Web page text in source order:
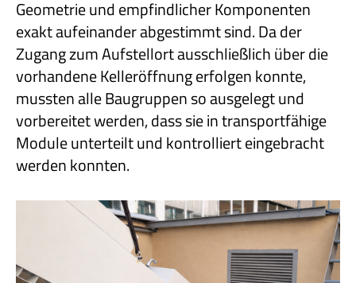
Geometrie und empfindlicher Komponenten
exakt aufeinander abgestimmt sind. Da der
Zugang zum Aufstellort ausschließlich über die
vorhandene Kelleröffnung erfolgen konnte,
mussten alle Baugruppen so ausgelegt und
vorbereitet werden, dass sie in transportfähige
Module unterteilt und kontrolliert eingebracht
werden konnten.